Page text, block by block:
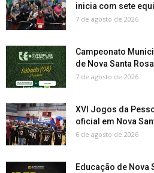
inicia com sete
7 de agosto de 2026
Campeonato
de Nova Santa
7 de agosto de 2026
XVI Jogos da
oficial em Nova
6 de agosto de 2026
Educação de Nova